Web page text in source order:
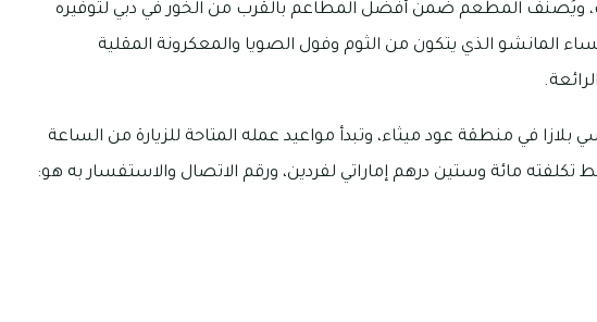
ويُصنف المطعم ضمن أفضل المطاعم بالقرب من الخور في دبي لتوفيره
المانشو الذي يتكون من الثوم وفول الصويا والمعكرونة المقلية
في منطقة عود ميثاء، وتبدأ مواعيد عمله المتاحة للزيارة من الساعة
متوسط تكلفته مائة وستين درهم إماراتي لفردين، ورقم الاتصال والاستفسار به هو: